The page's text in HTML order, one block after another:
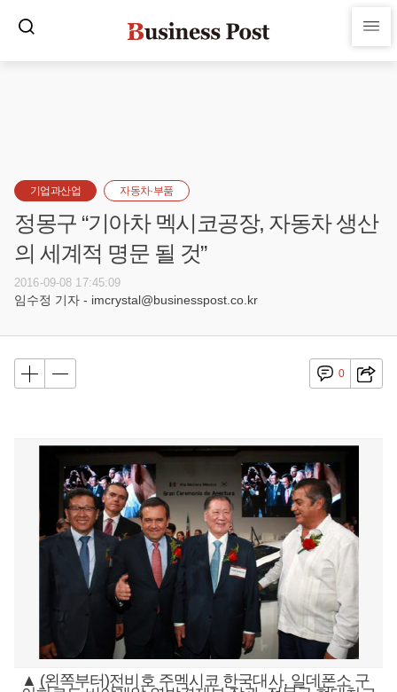
기업과산업 자동차·부품
정몽구 “기아차 멕시코공장, 자동차 생산
의 세계적 명문 될 것”
2016-09-08 17:45:09
임수정 기자 - imcrystal@businesspost.co.kr
0
▲ (왼쪽부터)전비호 주멕시코 한국대사, 일데폰소 구